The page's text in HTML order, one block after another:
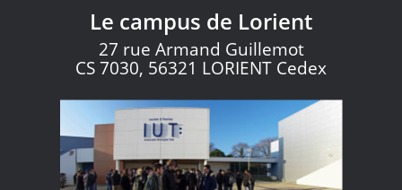
Le campus de Lorient
27 rue Armand Guillemot
CS 7030, 56321 LORIENT Cedex